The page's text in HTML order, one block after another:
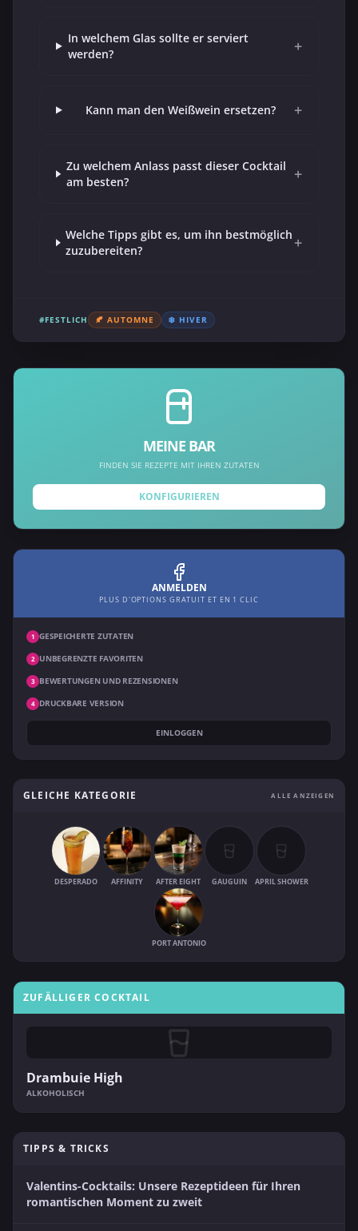
In welchem Glas sollte er serviert
werden?
+
Kann man den Weißwein ersetzen? +
Zu welchem Anlass passt dieser Cocktail
am besten?
+
Welche Tipps gibt es, um ihn bestmöglich
zuzubereiten?
+
#FESTLICH 🍂 AUTOMNE ❄️ HIVER
MEINE BAR
FINDEN SIE REZEPTE MIT IHREN ZUTATEN
KONFIGURIEREN
ANMELDEN
PLUS D'OPTIONS GRATUIT ET EN 1 CLIC
1 GESPEICHERTE ZUTATEN
2 UNBEGRENZTE FAVORITEN
3 BEWERTUNGEN UND REZENSIONEN
4 DRUCKBARE VERSION
EINLOGGEN
GLEICHE KATEGORIE ALLE ANZEIGEN
DESPERADO AFFINITY AFTER EIGHT GAUGUIN APRIL SHOWER
PORT ANTONIO
ZUFÄLLIGER COCKTAIL
Drambuie High
ALKOHOLISCH
TIPPS & TRICKS
Valentins-Cocktails: Unsere Rezeptideen für Ihren
romantischen Moment zu zweit